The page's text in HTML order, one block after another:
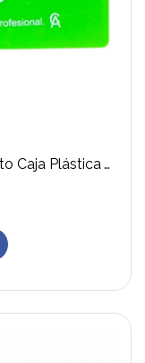
Domino Profesional 28 Piezas Punto Caja Plástica Verde